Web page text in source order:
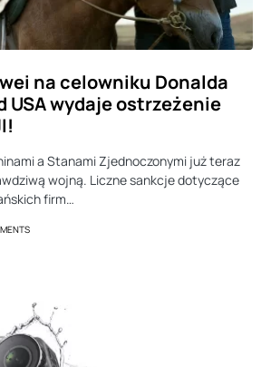
na celowniku Donalda
USA wydaje ostrzeżenie
a Stanami Zjednoczonymi już teraz
wojną. Liczne sankcje dotyczące
firm…